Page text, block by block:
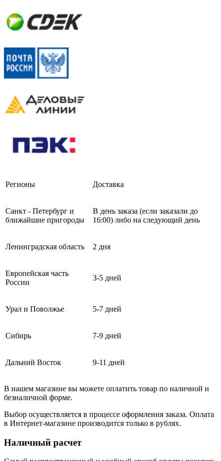
Регионы Доставка
Санкт - Петербург и
ближайшие пригороды
В день заказа (если заказали до
16:00) либо на следующий день
Ленинградская область 2 дня
Европейская часть
России
3-5 дней
Урал и Поволжье 5-7 дней
Сибирь 7-9 дней
Дальний Восток 9-11 дней
В нашем магазине вы можете оплатить товар по наличной и
безналичной форме.
Выбор осуществляется в процессе оформления заказа. Оплата
в Интернет-магазине производится только в рублях.
Наличный расчет